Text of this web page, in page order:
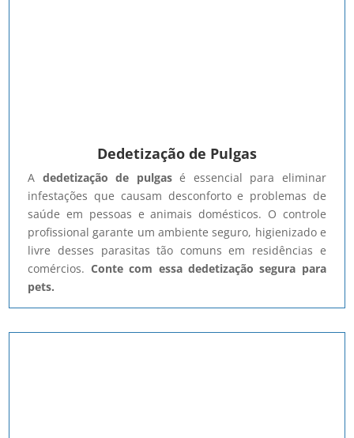
Dedetização de Pulgas
A dedetização de pulgasé essencial para eliminar
infestações que causam desconforto e problemas de
saúde em pessoas e animais domésticos. O controle
profissional garante um ambiente seguro, higienizado e
livre desses parasitas tão comuns em residências e
comércios. Conte com essa dedetização segura para
pets.